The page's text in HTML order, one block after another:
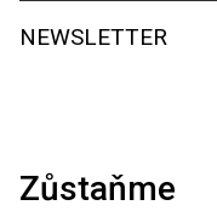
NEWSLETTER
Zůstaňme